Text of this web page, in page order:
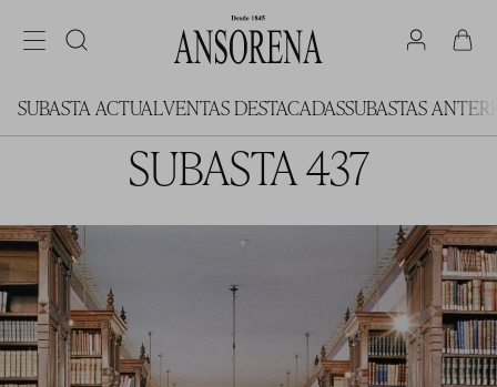
SUBASTA ACTUALVENTAS DESTACADASSUBASTAS
SUBASTA 437